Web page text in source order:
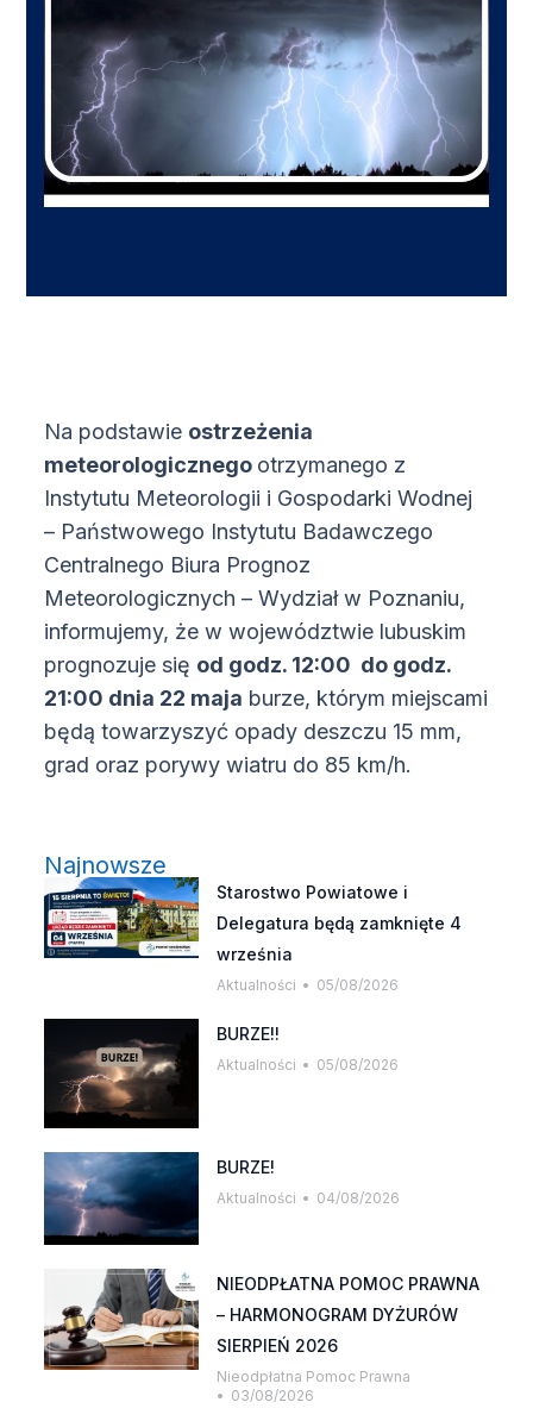
Na podstawie ostrzeżenia
meteorologicznego otrzymanego z
Instytutu Meteorologii i Gospodarki Wodnej
– Państwowego Instytutu Badawczego
Centralnego Biura Prognoz
Meteorologicznych – Wydział w Poznaniu,
informujemy, że w województwie lubuskim
prognozuje się od godz. 12:00 do godz.
21:00 dnia 22 maja burze, którym miejscami
będą towarzyszyć opady deszczu 15 mm,
grad oraz porywy wiatru do 85 km/h.
Najnowsze
Starostwo Powiatowe i
Delegatura będą zamknięte 4
września
Aktualności 05/08/2026
BURZE!!
Aktualności 05/08/2026
BURZE!
Aktualności 04/08/2026
NIEODPŁATNA POMOC PRAWNA
– HARMONOGRAM DYŻURÓW
SIERPIEŃ 2026
Nieodpłatna Pomoc Prawna
03/08/2026